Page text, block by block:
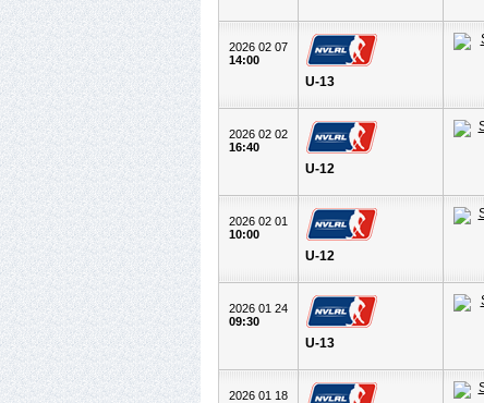
2026 02 07
14:00
U-13
2026 02 02
16:40
U-12
2026 02 01
10:00
U-12
2026 01 24
09:30
U-13
2026 01 18